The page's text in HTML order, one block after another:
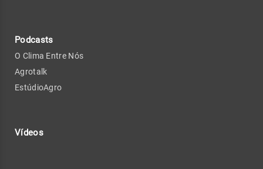
Podcasts
O Clima Entre Nós
Agrotalk
EstúdioAgro
Vídeos